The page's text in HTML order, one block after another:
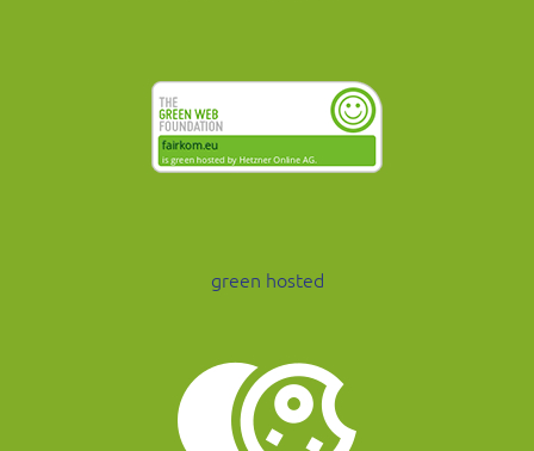
green hosted